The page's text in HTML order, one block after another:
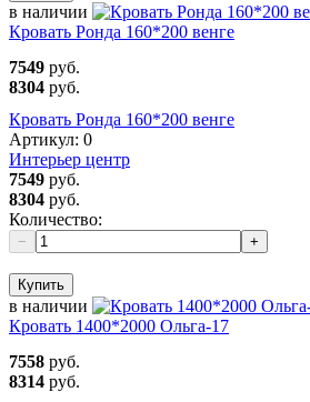
в наличии
Кровать Ронда 160*200 венге
7549 руб.
8304 руб.
Кровать Ронда 160*200 венге
Артикул: 0
Интерьер центр
7549 руб.
8304 руб.
Количество:
− +
Купить
в наличии
Кровать 1400*2000 Ольга-17
7558 руб.
8314 руб.